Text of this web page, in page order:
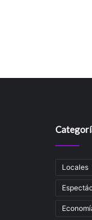
Locales